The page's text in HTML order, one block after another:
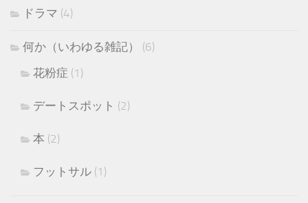
ドラマ (4)
何か（いわゆる雑記）
(6)
花粉症 (1)
デートスポット (2)
本 (2)
フットサル (1)